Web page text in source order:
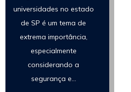
universidades no estado
de SP é um tema de
extrema importância,
especialmente
considerando a
segurança e...